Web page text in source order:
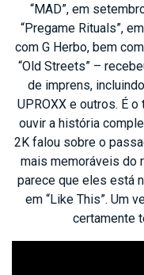
“MAD”, em
“Pregame Rituals”,
com G Herbo, bem
“Old Streets” –
de imprens,
UPROXX e outros. É
ouvir a história
2K falou sobre o
mais memoráveis do
parece que eles está
em “Like This”. Um
certamente